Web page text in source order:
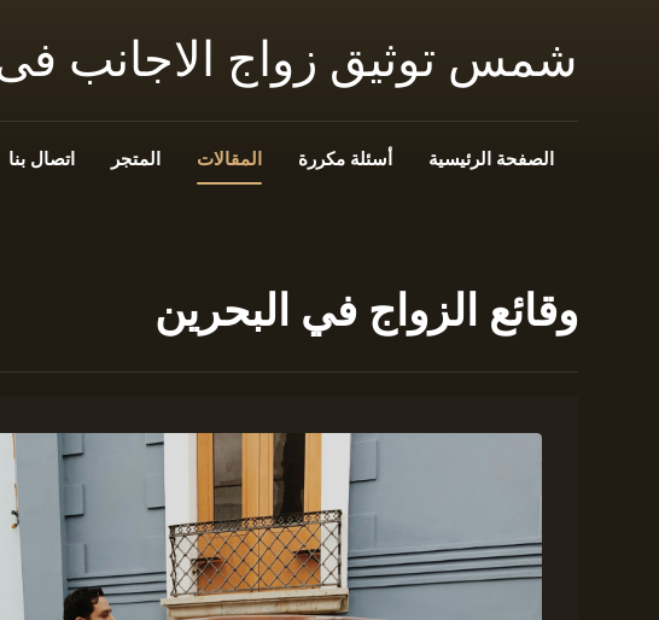
شمس توثيق زواج الاجانب
الصفحة الرئيسية أسئلة مكررة المقالات المتجر اتصال بنا
وقائع الزواج في البحرين